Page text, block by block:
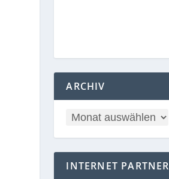
ARCHIV
INTERNET PARTNER